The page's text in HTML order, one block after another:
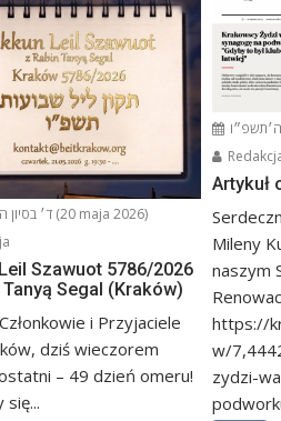
ד׳ בסיון ה׳תשפ״ו (20 maja 2026)
Szawuot 5786/2026
Segal (Kraków)
i Przyjaciele
dziś wieczorem
– 49 dzień omeru!
się...
Artykuł
Mileny
naszym
https://
w/
zydzi-